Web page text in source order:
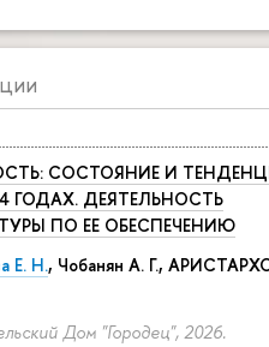
СОСТОЯНИЕ И
ГОДАХ. ДЕЯТЕЛЬНОСТЬ
ПО ЕЕ ОБЕСПЕЧЕНИЮ
Е. Н., Чобанян А. Г.,
Дом "Городец", 2026.